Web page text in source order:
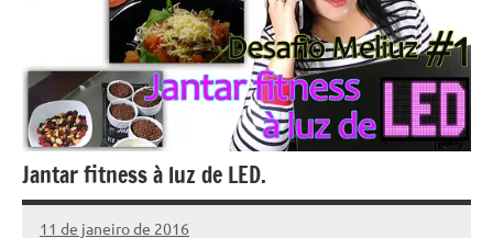
Jantar fitness à luz de LED.
11 de janeiro de 2016